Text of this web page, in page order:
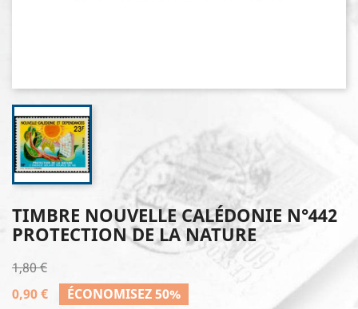
TIMBRE NOUVELLE CALÉDONIE N°442
PROTECTION DE LA NATURE
1,80 €
0,90 €
ÉCONOMISEZ 50%